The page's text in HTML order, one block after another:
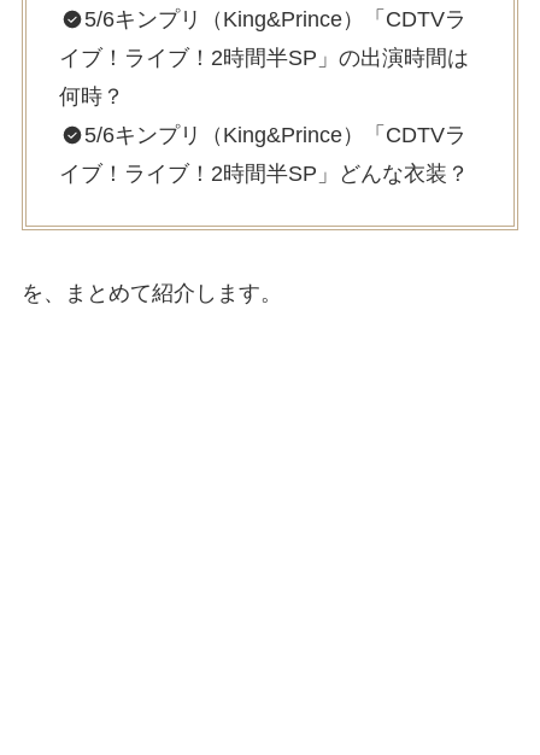
5/6キンプリ（King&Prince）「CDTVラ
イブ！ライブ！2時間半SP」の出演時間は
何時？
5/6キンプリ（King&Prince）「CDTVラ
イブ！ライブ！2時間半SP」どんな衣装？
を、まとめて紹介します。